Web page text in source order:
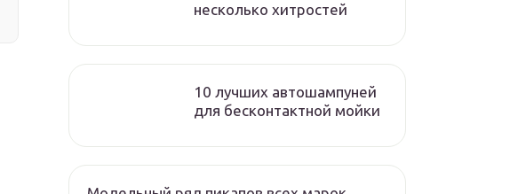
несколько хитростей
10 лучших автошампуней
для бесконтактной мойки